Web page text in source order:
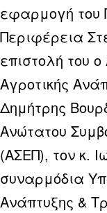
εφαρμογή του
Περιφέρεια
επιστολή του
Αγροτικής
Δημήτρης
Ανώτατου
(ΑΣΕΠ), τον κ.
συναρμόδια
Ανάπτυξης &